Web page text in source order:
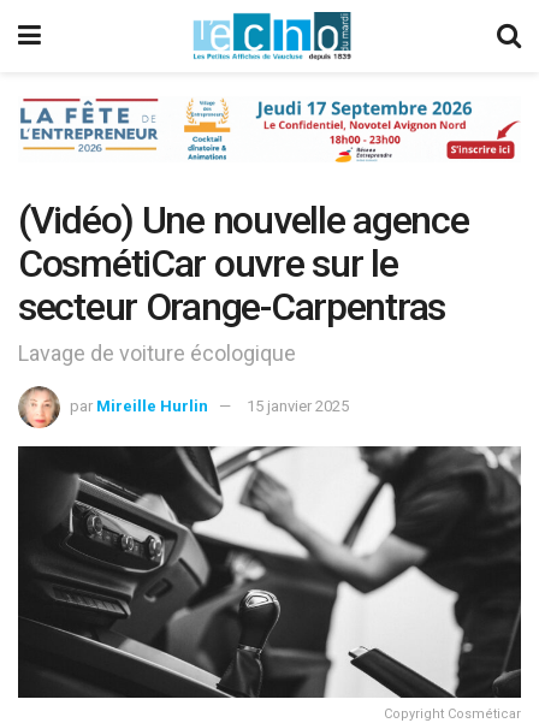
(Vidéo) Une nouvelle agence
CosmétiCar ouvre sur le
secteur Orange-Carpentras
Lavage de voiture écologique
par Mireille Hurlin 15 janvier 2025
Copyright Cosméticar